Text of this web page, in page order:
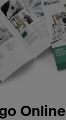
Online